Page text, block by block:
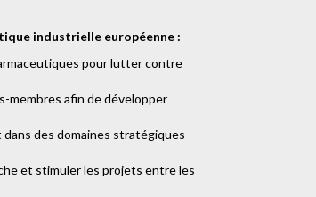
industrielle européenne :
pour lutter contre
afin de développer
des domaines stratégiques
et stimuler les projets entre les